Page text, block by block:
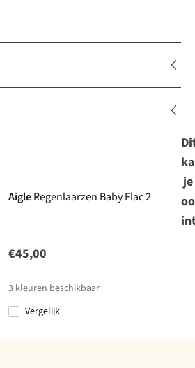
AigleRegenlaarzen Baby Flac 2
€45,00
3 kleuren beschikbaar
Vergelijk
je